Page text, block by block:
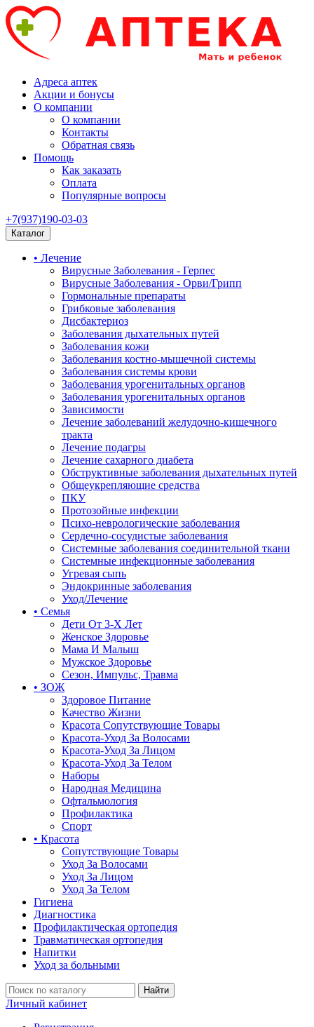
Адреса аптек
Акции и бонусы
О компании
О компании
Контакты
Обратная связь
Помощь
Как заказать
Оплата
Популярные вопросы
+7(937)190-03-03
Каталог
• Лечение
Вирусные Заболевания - Герпес
Вирусные Заболевания - Орви/Грипп
Гормональные препараты
Грибковые заболевания
Дисбактериоз
Заболевания дыхательных путей
Заболевания кожи
Заболевания костно-мышечной системы
Заболевания системы крови
Заболевания урогенитальных органов
Заболевания урогенитальных органов
Зависимости
Лечение заболеваний желудочно-кишечного
тракта
Лечение подагры
Лечение сахарного диабета
Обструктивные заболевания дыхательных путей
Общеукрепляющие средства
ПКУ
Протозойные инфекции
Психо-неврологические заболевания
Сердечно-сосудистые заболевания
Системные заболевания соединительной ткани
Системные инфекционные заболевания
Угревая сыпь
Эндокринные заболевания
Уход/Лечение
• Семья
Дети От 3-Х Лет
Женское Здоровье
Мама И Малыш
Мужское Здоровье
Сезон, Импульс, Травма
• ЗОЖ
Здоровое Питание
Качество Жизни
Красота Сопутствующие Товары
Красота-Уход За Волосами
Красота-Уход За Лицом
Красота-Уход За Телом
Наборы
Народная Медицина
Офтальмология
Профилактика
Спорт
• Красота
Сопутствующие Товары
Уход За Волосами
Уход За Лицом
Уход За Телом
Гигиена
Диагностика
Профилактическая ортопедия
Травматическая ортопедия
Напитки
Уход за больными
Найти
Личный кабинет